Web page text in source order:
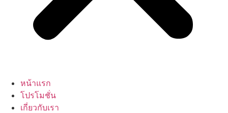
หน้าแรก
โปรโมชั่น
เกี่ยวกับเรา